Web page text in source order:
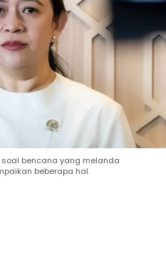
soal bencana yang melanda
beberapa hal.